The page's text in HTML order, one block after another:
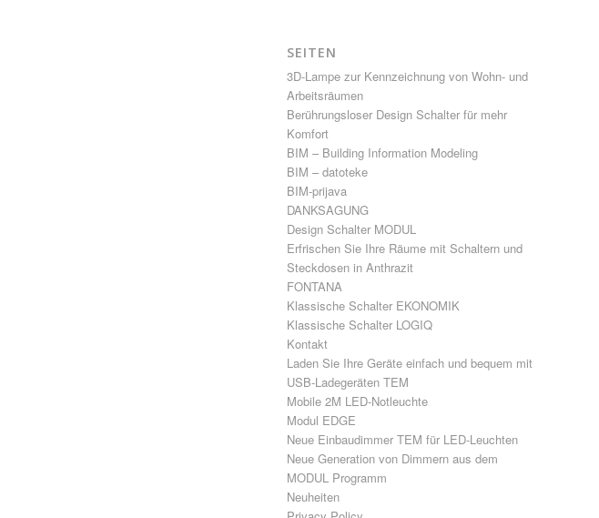
SEITEN
3D-Lampe zur Kennzeichnung von Wohn- und
Arbeitsräumen
Berührungsloser Design Schalter für mehr
Komfort
BIM – Building Information Modeling
BIM – datoteke
BIM-prijava
DANKSAGUNG
Design Schalter MODUL
Erfrischen Sie Ihre Räume mit Schaltern und
Steckdosen in Anthrazit
FONTANA
Klassische Schalter EKONOMIK
Klassische Schalter LOGIQ
Kontakt
Laden Sie Ihre Geräte einfach und bequem mit
USB-Ladegeräten TEM
Mobile 2M LED-Notleuchte
Modul EDGE
Neue Einbaudimmer TEM für LED-Leuchten
Neue Generation von Dimmern aus dem
MODUL Programm
Neuheiten